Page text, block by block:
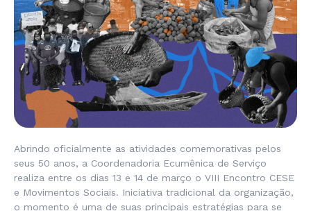
Abrindo oficialmente as atividades comemorativas pelos
seus 50 anos, a Coordenadoria Ecumênica de Serviço
realiza entre os dias 13 e 14 de março o VIII Encontro CESE
e Movimentos Sociais. Iniciativa tradicional da organização,
o momento é uma de suas principais estratégias para se